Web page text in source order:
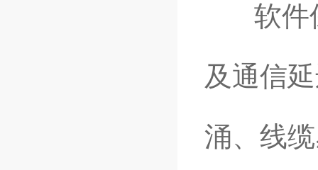
软件保
及通信
涌、线